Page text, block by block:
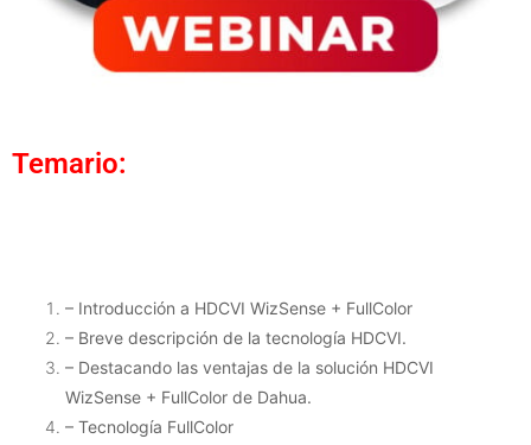
Temario:
– Introducción a HDCVI WizSense + FullColor
– Breve descripción de la tecnología HDCVI.
– Destacando las ventajas de la solución HDCVI
WizSense + FullColor de Dahua.
– Tecnología FullColor